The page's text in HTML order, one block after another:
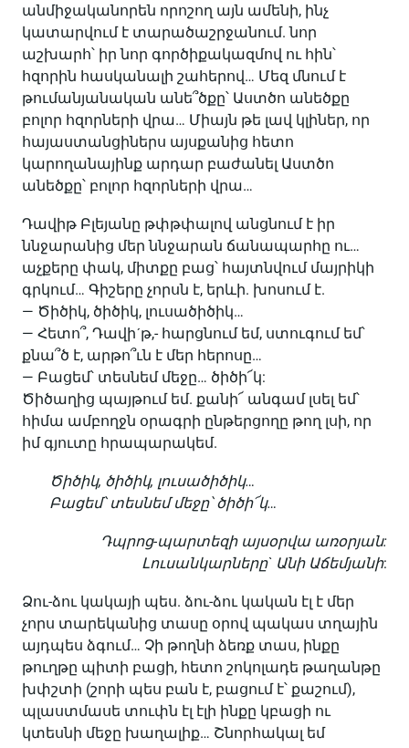
անմիջականորեն որոշող այն ամենի, ինչ
կատարվում է տարածաշրջանում. նոր
աշխարհ՝ իր նոր գործիքակազմով ու հին՝
հզորին հասկանալի շահերով… Մեզ մնում է
թումանյանական անե՞ծքը՝ Աստծո անեծքը
բոլոր հզորների վրա… Միայն թե լավ կլիներ, որ
հայաստանցիներս այսքանից հետո
կարողանայինք արդար բաժանել Աստծո
անեծքը՝ բոլոր հզորների վրա…
Դավիթ Բլեյանը թփթփալով անցնում է իր
ննջարանից մեր ննջարան ճանապարհը ու…
աչքերը փակ, միտքը բաց՝ հայտնվում մայրիկի
գրկում… Գիշերը չորսն է, երևի. խոսում է.
— Ծիծիկ, ծիծիկ, լուսածիծիկ…
— Հետո՞, Դավիˊթ,- հարցնում եմ, ստուգում եմ՝
քնա՞ծ է, արթո՞ւն է մեր հերոսը…
— Բացեմ՝ տեսնեմ մեջը… ծիծի՜կ:
Ծիծաղից պայթում եմ. քանի՜ անգամ լսել եմ՝
հիմա ամբողջն օրագրի ընթերցողը թող լսի, որ
իմ գյուտը հրապարակեմ.
Ծիծիկ, ծիծիկ, լուսածիծիկ…
Բացեմ՝ տեսնեմ մեջը՝ ծիծի՜կ…
Դպրոց-պարտեզի այսօրվա առօրյան:
Լուսանկարները` Անի Աճեմյանի:
Ձու-ձու կակայի պես. ձու-ձու կական էլ է մեր
չորս տարեկանից տասը օրով պակաս տղային
այդպես ձգում… Չի թողնի ձեռք տաս, ինքը
թուղթը պիտի բացի, հետո շոկոլադե թաղանթը
խփշտի (շորի պես բան է, բացում է՝ քաշում),
պլաստմասե տուփն էլ էլի ինքը կբացի ու
կտեսնի մեջը խաղալիք… Շնորհակալ եմ